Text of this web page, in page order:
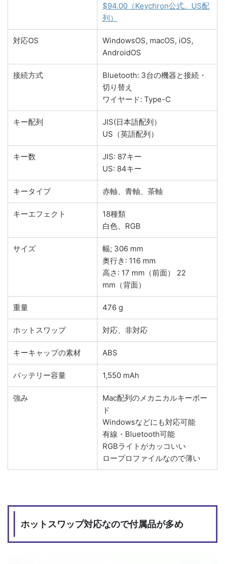
$94.00（Keychron公式。US配
列）
対応OS
WindowsOS, macOS, iOS,
AndroidOS
接続方式
Bluetooth: 3台の機器と接続・
切り替え
ワイヤード: Type-C
キー配列
JIS(日本語配列）
US（英語配列）
キー数
JIS: 87キー
US: 84キー
キータイプ 赤軸、青軸、茶軸
キーエフェクト
18種類
白色、RGB
サイズ
幅; 306 mm
奥行き: 116 mm
高さ: 17 mm（前面） 22
mm（背面）
重量 476 g
ホットスワップ 対応、非対応
キーキャップの素材 ABS
バッテリー容量 1,550 mAh
強み
Mac配列のメカニカルキーボー
ド
Windowsなどにも対応可能
有線・Bluetooth可能
RGBライトがカッコいい
ロープロファイルなので薄い
ホットスワップ対応なので付属品が多め